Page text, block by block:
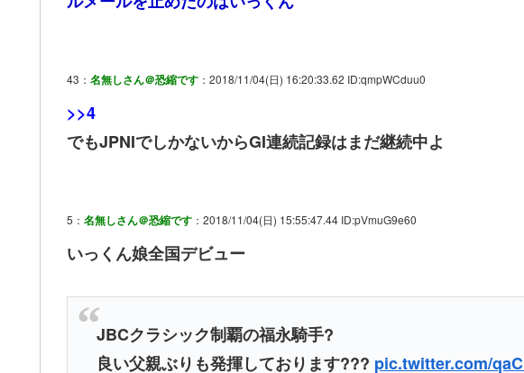
43： 名無しさん＠恐縮です ：2018/11/04(日) 16:20:33.62 ID:qmpWCduu0
>>4
でもJPNIでしかないからGI連続記録はまだ継続中よ
5： 名無しさん＠恐縮です ：2018/11/04(日) 15:55:47.44 ID:pVmuG9e60
いっくん娘全国デビュー
JBCクラシック制覇の福永騎手?
良い父親ぶりも発揮しております??? pic.twitter.com/